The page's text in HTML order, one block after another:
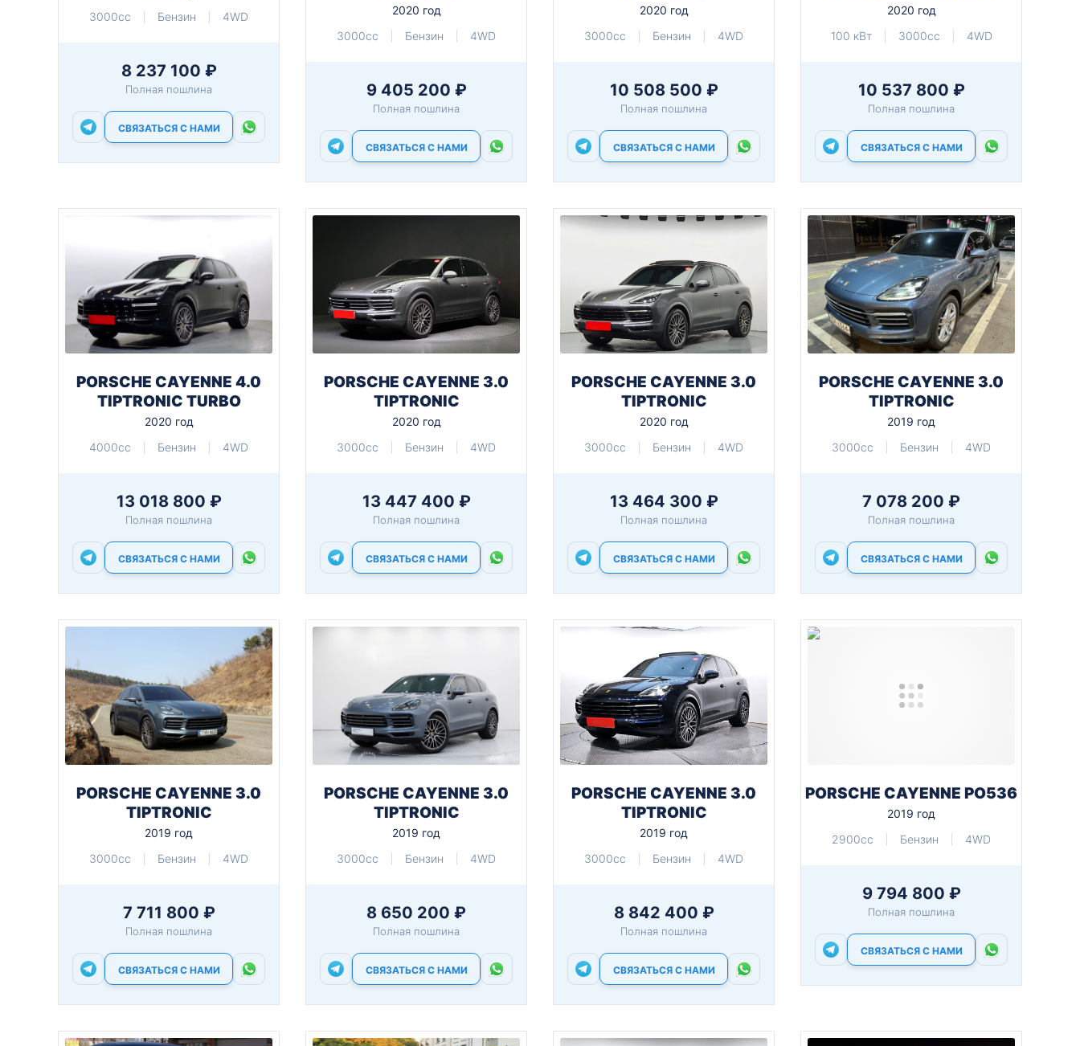
3000cc
Бензин 4WD
8 237 100 ₽
Полная пошлина
СВЯЗАТЬСЯ С НАМИ
2020 год
3000cc
Бензин 4WD
9 405 200 ₽
Полная пошлина
СВЯЗАТЬСЯ С НАМИ
2020 год
3000cc
Бензин 4WD
10 508 500 ₽
Полная пошлина
СВЯЗАТЬСЯ С НАМИ
2020 год
100 кВт
3000cc 4WD
10 537 800 ₽
Полная пошлина
СВЯЗАТЬСЯ С НАМИ
PORSCHE CAYENNE 4.0
TIPTRONIC TURBO
2020 год
4000cc
Бензин 4WD
13 018 800 ₽
Полная пошлина
СВЯЗАТЬСЯ С НАМИ
PORSCHE CAYENNE 3.0
TIPTRONIC
2020 год
3000cc
Бензин 4WD
13 447 400 ₽
Полная пошлина
СВЯЗАТЬСЯ С НАМИ
PORSCHE CAYENNE 3.0
TIPTRONIC
2020 год
3000cc
Бензин 4WD
13 464 300 ₽
Полная пошлина
СВЯЗАТЬСЯ С НАМИ
PORSCHE CAYENNE 3.0
TIPTRONIC
2019 год
3000cc
Бензин 4WD
7 078 200 ₽
Полная пошлина
СВЯЗАТЬСЯ С НАМИ
PORSCHE CAYENNE 3.0
TIPTRONIC
2019 год
3000cc
Бензин 4WD
7 711 800 ₽
Полная пошлина
СВЯЗАТЬСЯ С НАМИ
PORSCHE CAYENNE 3.0
TIPTRONIC
2019 год
3000cc
Бензин 4WD
8 650 200 ₽
Полная пошлина
СВЯЗАТЬСЯ С НАМИ
PORSCHE CAYENNE 3.0
TIPTRONIC
2019 год
3000cc
Бензин 4WD
8 842 400 ₽
Полная пошлина
СВЯЗАТЬСЯ С НАМИ
PORSCHE CAYENNE PO536
2019 год
2900cc
Бензин 4WD
9 794 800 ₽
Полная пошлина
СВЯЗАТЬСЯ С НАМИ